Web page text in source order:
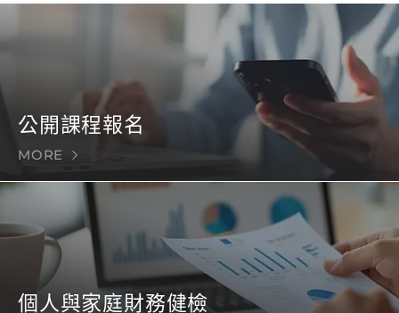
公開課程報名
MORE
個人與家庭財務健檢